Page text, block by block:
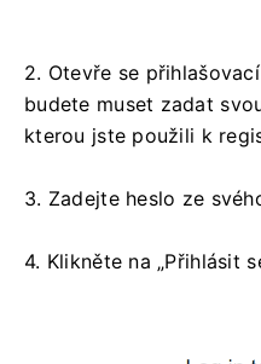
2. Otevře se
budete muset zadat
kterou jste použili k
3. Zadejte heslo ze
4. Klikněte na „Přihlásit